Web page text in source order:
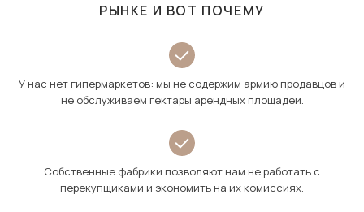
РЫНКЕ И ВОТ ПОЧЕМУ
У нас нет гипермаркетов: мы не содержим армию продавцов и
не обслуживаем гектары арендных площадей.
Собственные фабрики позволяют нам не работать с
перекупщиками и экономить на их комиссиях.